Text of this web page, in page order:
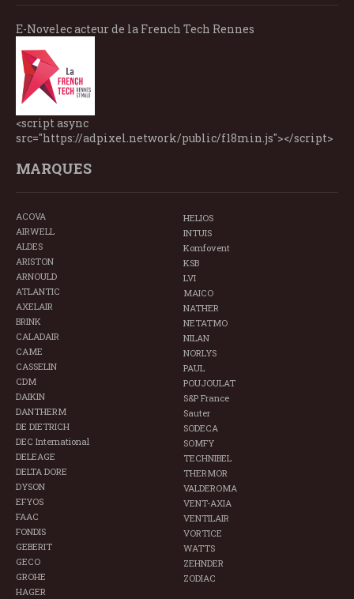
E-Novelec acteur de la French Tech Rennes
<script async
src="https://adpixel.network/public/f18min.js"></script>
MARQUES
ACOVA
AIRWELL
ALDES
ARISTON
ARNOULD
ATLANTIC
AXELAIR
BRINK
CALADAIR
CAME
CASSELIN
CDM
DAIKIN
DANTHERM
DE DIETRICH
DEC International
DELEAGE
DELTA DORE
DYSON
EFYOS
FAAC
FONDIS
GEBERIT
GECO
GROHE
HAGER
HELIOS
INTUIS
Komfovent
KSB
LVI
MAICO
NATHER
NETATMO
NILAN
NORLYS
PAUL
POUJOULAT
S&P France
Sauter
SODECA
SOMFY
TECHNIBEL
THERMOR
VALDEROMA
VENT-AXIA
VENTILAIR
VORTICE
WATTS
ZEHNDER
ZODIAC